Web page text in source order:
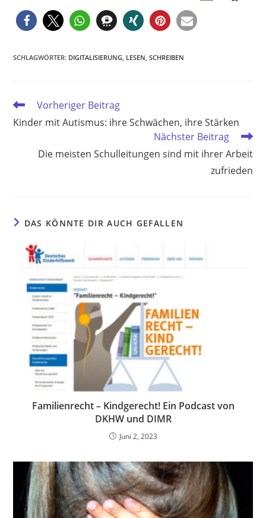
SCHLAGWÖRTER: DIGITALISIERUNG, LESEN, SCHREIBEN
Weitere
Artikel
ansehen
Vorheriger Beitrag
Kinder mit Autismus: ihre Schwächen, ihre Stärken
Nächster Beitrag
Die meisten Schulleitungen sind mit ihrer Arbeit
zufrieden
DAS KÖNNTE DIR AUCH GEFALLEN
Familienrecht – Kindgerecht! Ein Podcast von
DKHW und DIMR
Juni 2, 2023